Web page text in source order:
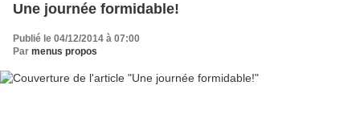
Une journée formidable!
Publié le 04/12/2014 à 07:00
Par menus propos